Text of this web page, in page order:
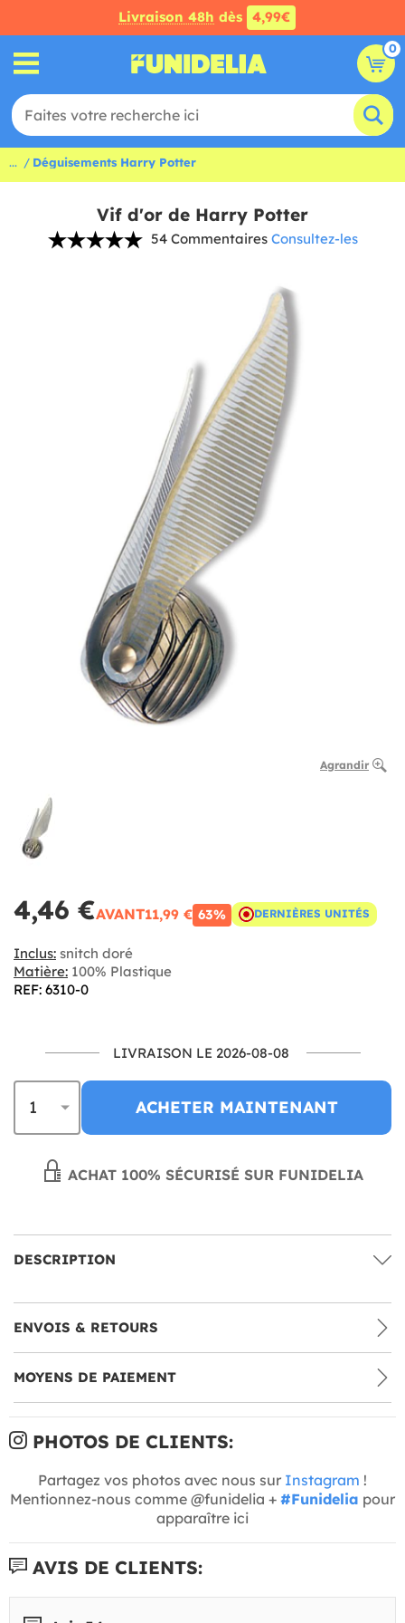
Livraison 48h dès 4,99€
0
... Déguisements Harry Potter
Vif d'or de Harry Potter
54 Commentaires Consultez-les
Agrandir
4,46 €AVANT11,99 € 63% DERNIÈRES UNITÉS
Inclus: snitch doré
Matière: 100% Plastique
REF: 6310-0
LIVRAISON LE 2026-08-08
ACHETER MAINTENANT
ACHAT 100% SÉCURISÉ SUR FUNIDELIA
DESCRIPTION
ENVOIS & RETOURS
MOYENS DE PAIEMENT
PHOTOS DE CLIENTS:
Partagez vos photos avec nous sur Instagram !
Mentionnez-nous comme @funidelia + #Funidelia pour
apparaître ici
AVIS DE CLIENTS: